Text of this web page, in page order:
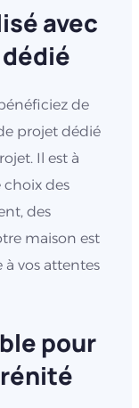
avec
de
projet dédié
Il est à
choix des
des
maison est
vos attentes
pour